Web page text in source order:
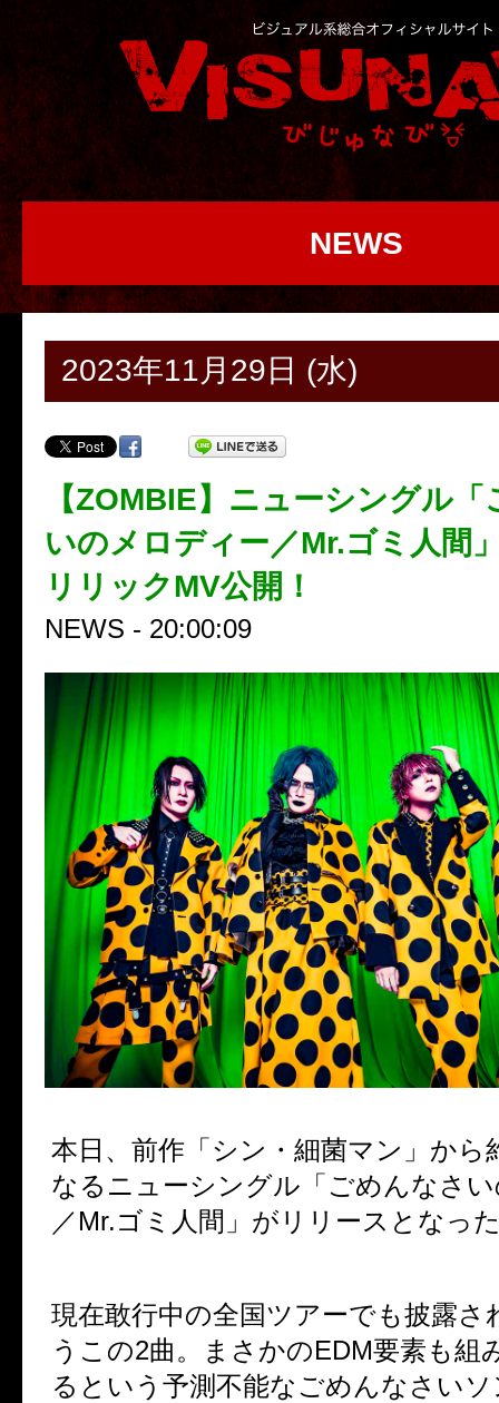
NEWS
2023年11月29日 (水)
【ZOMBIE】ニューシングル
いのメロディー／Mr.ゴミ人間
リリックMV公開！
NEWS - 20:00:09
本日、前作「シン・細菌マン」から
なるニューシングル「ごめんなさ
／Mr.ゴミ人間」がリリースとなっ
現在敢行中の全国ツアーでも披露さ
うこの2曲。まさかのEDM要素も組
るという予測不能なごめんなさい